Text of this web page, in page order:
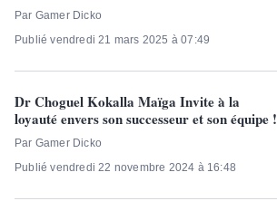
Par Gamer Dicko
Publié vendredi 21 mars 2025 à 07:49
Dr Choguel Kokalla Maïga Invite à la
loyauté envers son successeur et son équipe !
Par Gamer Dicko
Publié vendredi 22 novembre 2024 à 16:48